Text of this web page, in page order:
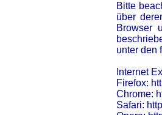
Bitte
über
Browser
unter den
Internet
Firefox:
Chrome:
Safari: